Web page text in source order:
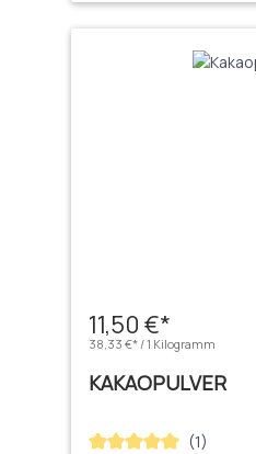
11,50 €*
38,33 €* / 1 Kilogramm
KAKAOPULVER
Durchschnittliche
(1)